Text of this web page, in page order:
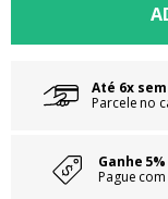
Até 6x
Parcele no
Ganhe 5%
Pague